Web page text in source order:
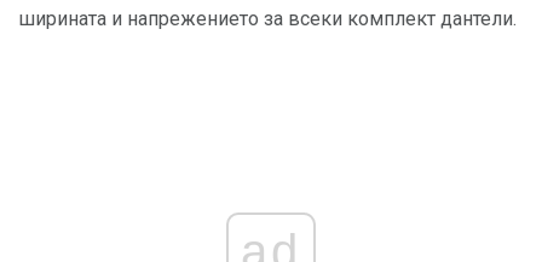
ширината и напрежението за всеки комплект дантели.
ad